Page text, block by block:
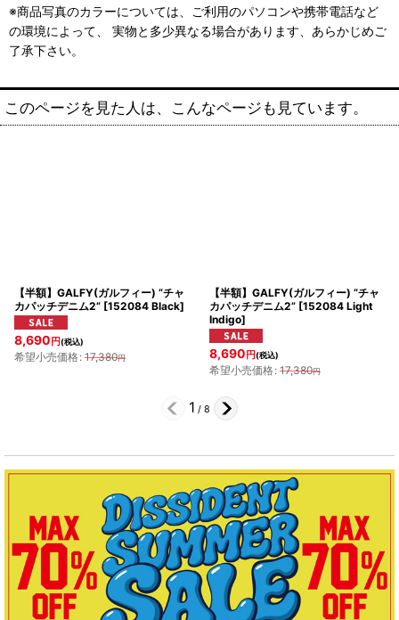
※商品写真のカラーについては、ご利用のパソコンや携帯電話など
の環境によって、 実物と多少異なる場合があります、あらかじめご
了承下さい。
このページを見た人は、こんなページも見ています。
【半額】GALFY(ガルフィー) “チャ
カパッチデニム2” [152084 Black]
8,690 円(税込)
希望小売価格: 17,380円
【半額】GALFY(ガルフィー) “チャ
カパッチデニム2” [152084 Light
Indigo]
8,690 円(税込)
希望小売価格: 17,380円
1 / 8